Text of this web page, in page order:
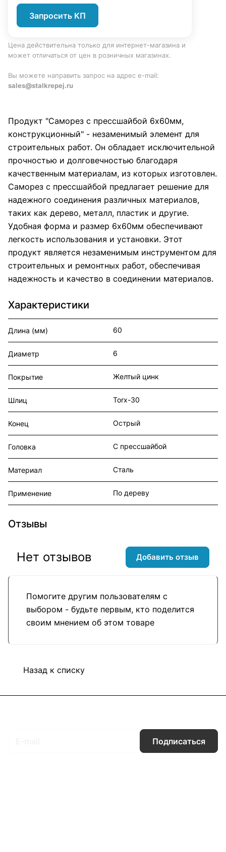
Запросить КП
Цена действительна только для интернет-магазина и
может отличаться от цен в розничных магазинах.
Вы можете направить запрос на адрес e-mail:
sales@stalkrepej.ru
Продукт "Саморез с прессшайбой 6х60мм,
конструкционный" - незаменимый элемент для
строительных работ. Он обладает исключительной
прочностью и долговечностью благодаря
качественным материалам, из которых изготовлен.
Саморез с прессшайбой предлагает решение для
надежного соединения различных материалов,
таких как дерево, металл, пластик и другие.
Удобная форма и размер 6х60мм обеспечивают
легкость использования и установки. Этот
продукт является незаменимым инструментом для
строительных и ремонтных работ, обеспечивая
надежность и качество в соединении материалов.
Характеристики
Длина (мм) 60
Диаметр 6
Покрытие Желтый цинк
Шлиц Torx-30
Конец Острый
Головка С прессшайбой
Материал Сталь
Применение По дереву
Отзывы
Помогите другим пользователям с
выбором - будьте первым, кто поделится
своим мнением об этом товаре
Нет отзывов Добавить отзыв
Назад к списку
Подписаться